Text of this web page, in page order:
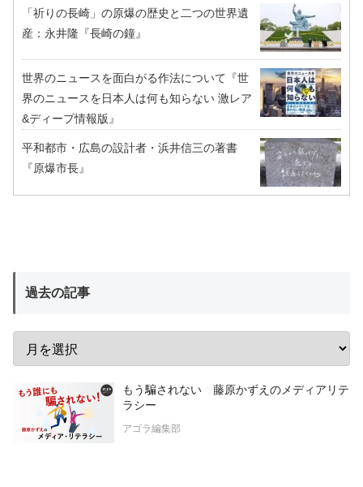
「祈りの長崎」の原爆の歴史と二つの世界遺
産：永井隆『長崎の鐘』
世界のニュースを面白がる作法について『世
界のニュースを日本人は何も知らない 激レア
&ディープ情報版』
平和都市・広島の設計者・浜井信三の著書
『原爆市長』
過去の記事
もう騙されない 藤原かずえのメディアリテ
ラシー
アゴラ編集部